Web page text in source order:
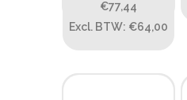
Nee(22)
€77,44
Excl. BTW: €64,00